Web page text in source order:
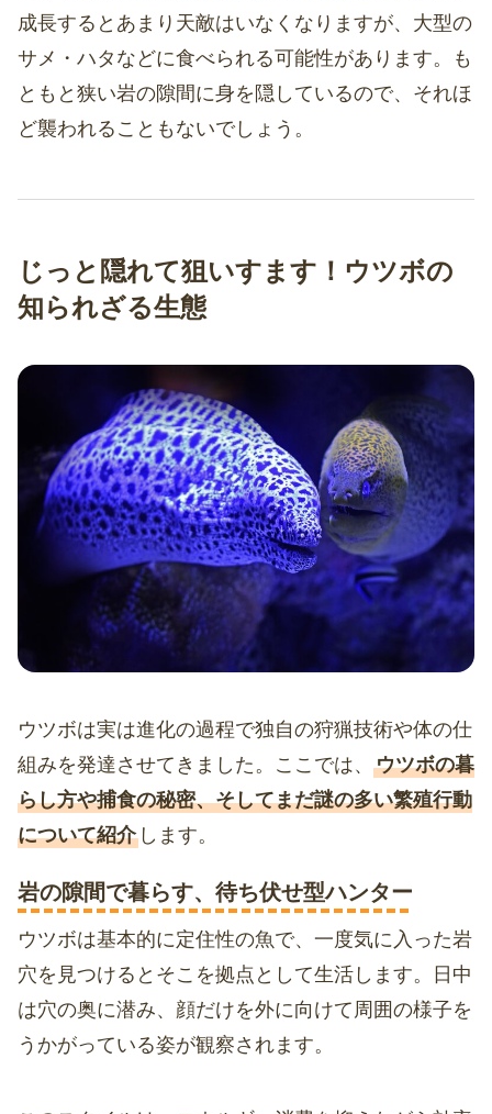
成長するとあまり天敵はいなくなりますが、大型の
サメ・ハタなどに食べられる可能性があります。も
ともと狭い岩の隙間に身を隠しているので、それほ
ど襲われることもないでしょう。
じっと隠れて狙いすます！ウツボの
知られざる生態
ウツボは実は進化の過程で独自の狩猟技術や体の仕
組みを発達させてきました。ここでは、 ウツボの暮
らし方や捕食の秘密、そしてまだ謎の多い繁殖行動
について紹介 します。
岩の隙間で暮らす、待ち伏せ型ハンター
ウツボは基本的に定住性の魚で、一度気に入った岩
穴を見つけるとそこを拠点として生活します。日中
は穴の奥に潜み、顔だけを外に向けて周囲の様子を
うかがっている姿が観察されます。